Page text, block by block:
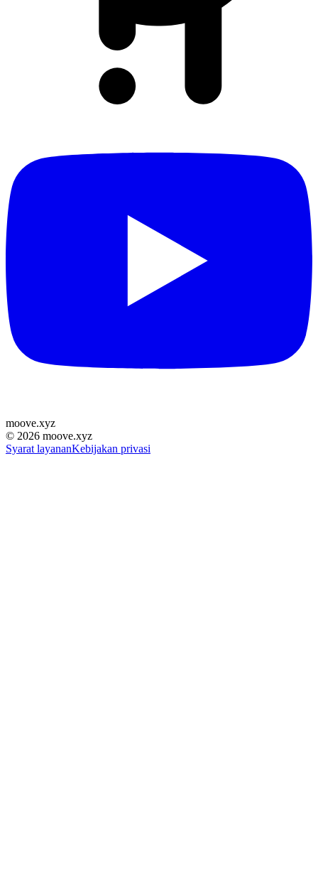
moove.xyz
© 2026 moove.xyz
Syarat layananKebijakan privasi